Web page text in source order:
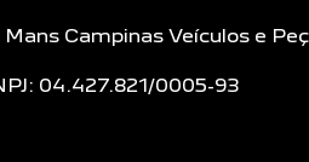
Mans Campinas Veículos e
04.427.821/0005-93